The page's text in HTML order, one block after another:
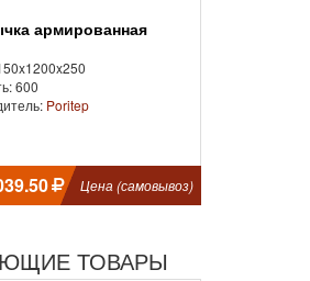
армированная
600
Poritep
Цена (самовывоз)
ТОВАРЫ